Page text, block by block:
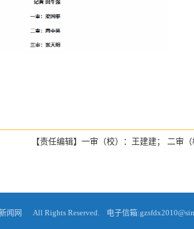
【责任编辑】一审（校）：王建建； 二审
网 All Rights Reserved. 电子信箱